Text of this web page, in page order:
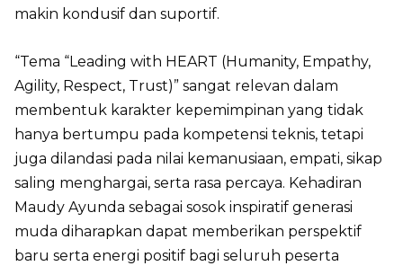
makin kondusif dan suportif.
“Tema “Leading with HEART (Humanity, Empathy,
Agility, Respect, Trust)” sangat relevan dalam
membentuk karakter kepemimpinan yang tidak
hanya bertumpu pada kompetensi teknis, tetapi
juga dilandasi pada nilai kemanusiaan, empati, sikap
saling menghargai, serta rasa percaya. Kehadiran
Maudy Ayunda sebagai sosok inspiratif generasi
muda diharapkan dapat memberikan perspektif
baru serta energi positif bagi seluruh peserta